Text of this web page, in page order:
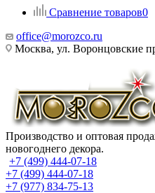
Сравнение товаров0
office@morozco.ru
Москва, ул. Воронцовские
Производство и оптовая
новогоднего декора.
+7 (499) 444-07-18
+7 (499) 444-07-18
+7 (977) 834-75-13